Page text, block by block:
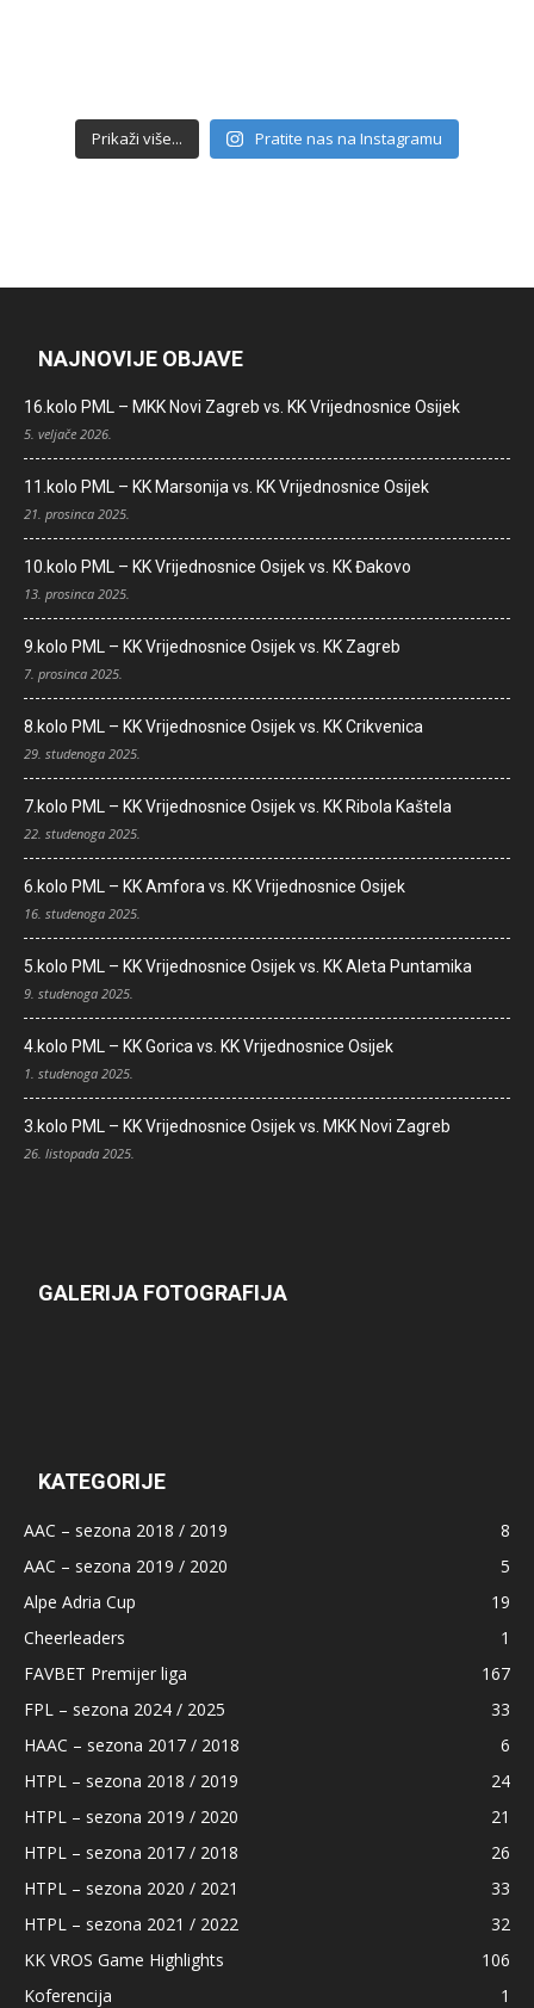
Prikaži više... Pratite nas na Instagramu
NAJNOVIJE OBJAVE
16.kolo PML – MKK Novi Zagreb vs. KK Vrijednosnice Osijek
5. veljače 2026.
11.kolo PML – KK Marsonija vs. KK Vrijednosnice Osijek
21. prosinca 2025.
10.kolo PML – KK Vrijednosnice Osijek vs. KK Đakovo
13. prosinca 2025.
9.kolo PML – KK Vrijednosnice Osijek vs. KK Zagreb
7. prosinca 2025.
8.kolo PML – KK Vrijednosnice Osijek vs. KK Crikvenica
29. studenoga 2025.
7.kolo PML – KK Vrijednosnice Osijek vs. KK Ribola Kaštela
22. studenoga 2025.
6.kolo PML – KK Amfora vs. KK Vrijednosnice Osijek
16. studenoga 2025.
5.kolo PML – KK Vrijednosnice Osijek vs. KK Aleta Puntamika
9. studenoga 2025.
4.kolo PML – KK Gorica vs. KK Vrijednosnice Osijek
1. studenoga 2025.
3.kolo PML – KK Vrijednosnice Osijek vs. MKK Novi Zagreb
26. listopada 2025.
GALERIJA FOTOGRAFIJA
KATEGORIJE
AAC – sezona 2018 / 2019
8
AAC – sezona 2019 / 2020
5
Alpe Adria Cup
19
Cheerleaders
1
FAVBET Premijer liga
167
FPL – sezona 2024 / 2025
33
HAAC – sezona 2017 / 2018
6
HTPL – sezona 2018 / 2019
24
HTPL – sezona 2019 / 2020
21
HTPL – sezona 2017 / 2018
26
HTPL – sezona 2020 / 2021
33
HTPL – sezona 2021 / 2022
32
KK VROS Game Highlights
106
Koferencija
1